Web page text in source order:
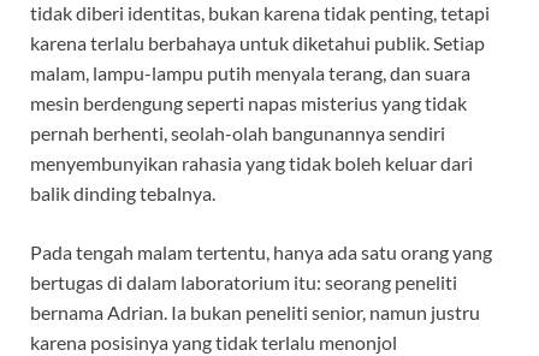
tidak diberi identitas, bukan karena tidak penting, tetapi
karena terlalu berbahaya untuk diketahui publik. Setiap
malam, lampu-lampu putih menyala terang, dan suara
mesin berdengung seperti napas misterius yang tidak
pernah berhenti, seolah-olah bangunannya sendiri
menyembunyikan rahasia yang tidak boleh keluar dari
balik dinding tebalnya.
Pada tengah malam tertentu, hanya ada satu orang yang
bertugas di dalam laboratorium itu: seorang peneliti
bernama Adrian. Ia bukan peneliti senior, namun justru
karena posisinya yang tidak terlalu menonjol